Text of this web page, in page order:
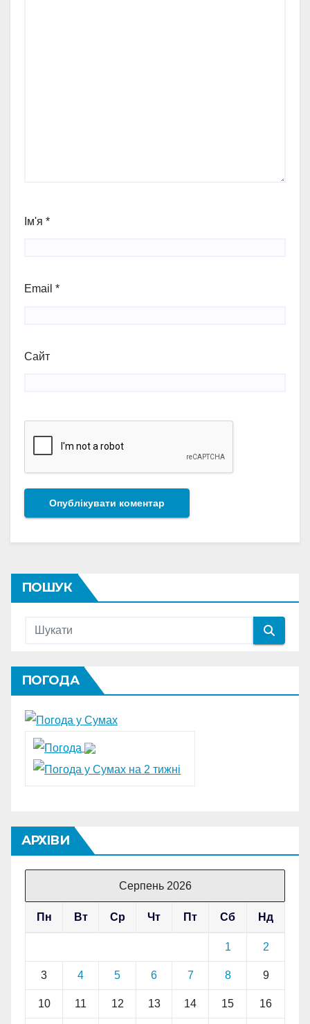
Ім'я *
Email *
Сайт
ПОШУК
ПОГОДА
АРХІВИ
Серпень 2026
Пн Вт Ср Чт Пт Сб Нд
1 2
3 4 5 6 7 8 9
10 11 12 13 14 15 16